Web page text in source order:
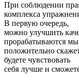
При соблюдении
комплекса
В первую очередь,
можно улучшить
прорабатываются
положительно
будете чувствовать
себя лучше и